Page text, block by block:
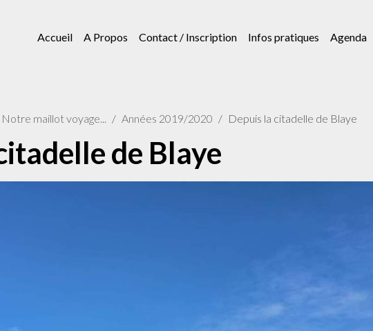
Accueil A Propos Contact / Inscription Infos pratiques Agenda
Notre maillot voyage... Années 2019/2020 Depuis la citadelle de Blaye
de Blaye